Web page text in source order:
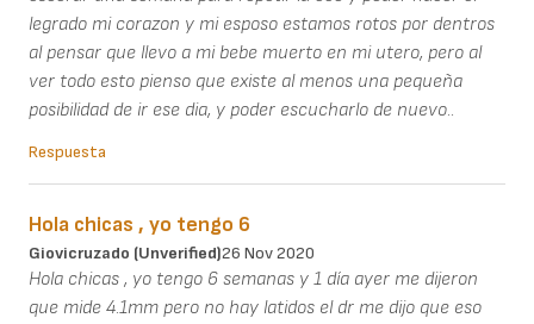
legrado mi corazon y mi esposo estamos rotos por dentros
al pensar que llevo a mi bebe muerto en mi utero, pero al
ver todo esto pienso que existe al menos una pequeña
posibilidad de ir ese dia, y poder escucharlo de nuevo..
Respuesta
Hola chicas , yo tengo 6
Giovicruzado (unverified)26 Nov 2020
Hola chicas , yo tengo 6 semanas y 1 día ayer me dijeron
que mide 4.1mm pero no hay latidos el dr me dijo que eso